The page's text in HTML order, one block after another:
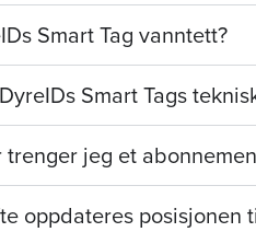
Smart Tag vanntett?
Smart Tags
trenger jeg et
oppdateres posisjonen